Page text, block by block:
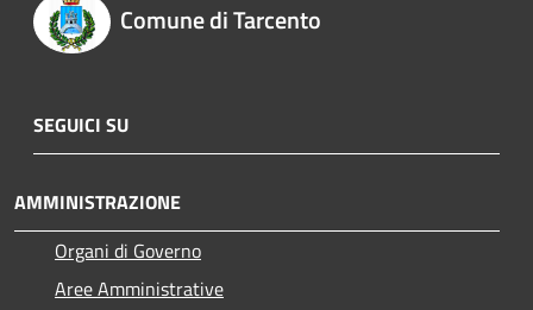
Comune di Tarcento
SEGUICI SU
AMMINISTRAZIONE
Organi di Governo
Aree Amministrative